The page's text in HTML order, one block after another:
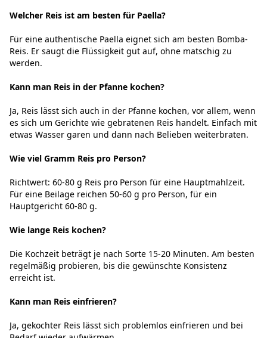
Welcher Reis ist am besten für Paella?
Für eine authentische Paella eignet sich am besten Bomba-
Reis. Er saugt die Flüssigkeit gut auf, ohne matschig zu
werden.
Kann man Reis in der Pfanne kochen?
Ja, Reis lässt sich auch in der Pfanne kochen, vor allem, wenn
es sich um Gerichte wie gebratenen Reis handelt. Einfach mit
etwas Wasser garen und dann nach Belieben weiterbraten.
Wie viel Gramm Reis pro Person?
Richtwert: 60-80 g Reis pro Person für eine Hauptmahlzeit.
Für eine Beilage reichen 50-60 g pro Person, für ein
Hauptgericht 60-80 g.
Wie lange Reis kochen?
Die Kochzeit beträgt je nach Sorte 15-20 Minuten. Am besten
regelmäßig probieren, bis die gewünschte Konsistenz
erreicht ist.
Kann man Reis einfrieren?
Ja, gekochter Reis lässt sich problemlos einfrieren und bei